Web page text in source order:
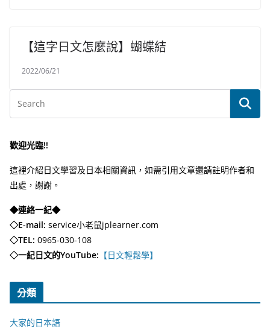
【這字日文怎麼說】蝴蝶結
2022/06/21
歡迎光臨!!
這裡介紹日文學習及日本相關資訊，如需引用文章還請註明作者和
出處，謝謝。
◆連絡一紀◆
◇E-mail: service小老鼠jplearner.com
◇TEL: 0965-030-108
◇一紀日文的YouTube: 【日文輕鬆學】
分類
大家的日本語